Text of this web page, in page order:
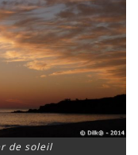
de soleil